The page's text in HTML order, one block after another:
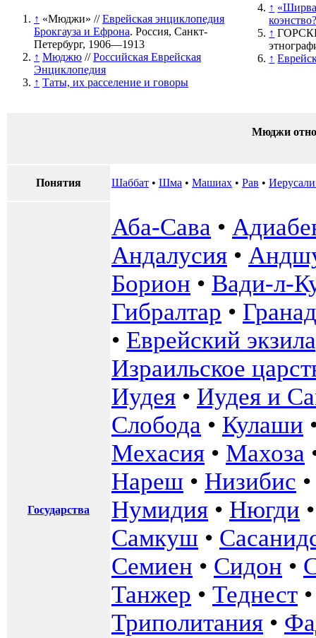
↑ «Мюджи» //Еврейская энциклопедия
Брокгауза и Ефрона. Россия, Санкт-
Петербург, 1906—1913
↑ Мюджю //Российская Еврейская
Энциклопедия
↑ Таты, их расселение и говоры
↑
↑
↑
Мюджи
Понятия Шаббат • Шма • Машиах • Рав •
Государства
Аба-Сава •
Андалусия •
Борион • Вади-л-
Гибралтар •
• Еврейский
Израильское
Иудея • Иудея и
Слобода • Кулаши
Мехасия • Махоза
Нареш • Низибис
Нумидия • Нюгди
Самкуш •
Семиен • Сидон •
Танжер • Теднест
Триполитания •